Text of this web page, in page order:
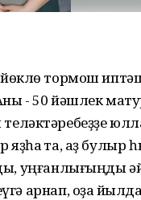
тормош
- 50 йәшлек
теләктәребеҙҙе
яҙһаҡ та, аҙ булыр
уңғанлығыңды
арнап, оҙаҡ